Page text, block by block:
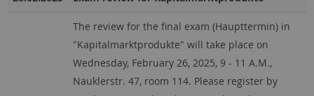
The review for the final exam (Haupttermin) in
"Kapitalmarktprodukte" will take place on
Wednesday, February 26, 2025, 9 - 11 A.M.,
Nauklerstr. 47, room 114. Please register by